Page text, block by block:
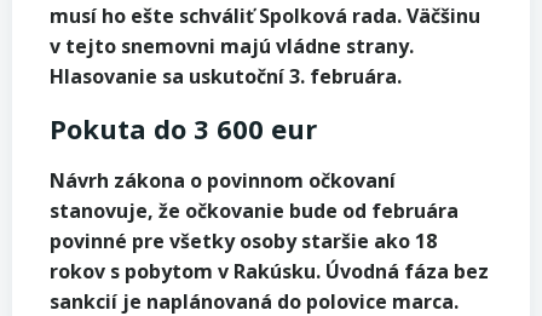
musí ho ešte schváliť Spolková rada. Väčšinu
v tejto snemovni majú vládne strany.
Hlasovanie sa uskutoční 3. februára.
Pokuta do 3 600 eur
Návrh zákona o povinnom očkovaní
stanovuje, že očkovanie bude od februára
povinné pre všetky osoby staršie ako 18
rokov s pobytom v Rakúsku. Úvodná fáza bez
sankcií je naplánovaná do polovice marca.